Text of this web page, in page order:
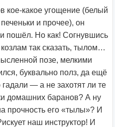
кое-какое угощение (белый
и прочее), он
пошёл. Но как! Согнувшись
так сказать, тылом…
позе, мелкими
буквально полз, да ещё
— а не захотят ли те
домашних баранов? А ну
прочность его «тылы»? И
наш инструктор! И